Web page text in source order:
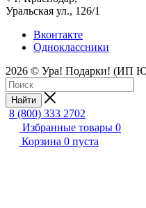
Уральская ул., 126/1
Вконтакте
Одноклассники
2026 © Ура! Подарки! (ИП
Найти
8 (800) 333 2702
Избранные товары 0
Корзина 0 пуста